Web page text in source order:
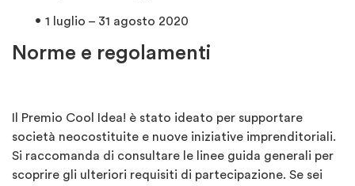
1 luglio – 31 agosto 2020
Norme e regolamenti
Il Premio Cool Idea! è stato ideato per supportare
società neocostituite e nuove iniziative imprenditoriali.
Si raccomanda di consultare le linee guida generali per
scoprire gli ulteriori requisiti di partecipazione. Se sei